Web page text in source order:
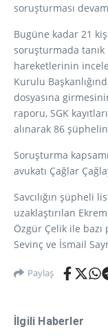
soruşturması
Bugüne kadar 21
soruşturmada
hareketlerinin
Kurulu
dosyasına
raporu, SGK
alınarak 86
Soruşturma
avukatı Çağlar
Savcılığın şüpheli
uzaklaştırılan
Özgür Çelik ile
Sevinç ve İsmail
Paylaş
İlgili Haberler